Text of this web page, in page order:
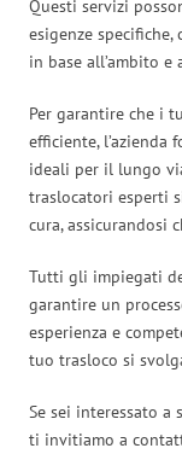
Questi servizi
esigenze
in base all’ambito e
Per garantire che i
efficiente, l’azienda
ideali per il lungo
traslocatori esperti
cura, assicurandosi
Tutti gli impiegati
garantire un
esperienza e
tuo trasloco si
Se sei interessato
ti invitiamo a